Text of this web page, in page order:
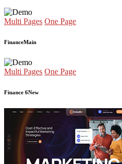
Multi Pages One Page
FinanceMain
Multi Pages One Page
Finance 6New